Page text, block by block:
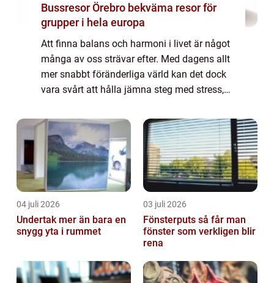
Bussresor Örebro bekväma resor för
grupper i hela europa
Att finna balans och harmoni i livet är något
många av oss strävar efter. Med dagens allt
mer snabbt föränderliga värld kan det dock
vara svårt att hålla jämna steg med stress,
04 juli 2026
Undertak mer än bara en
snygg yta i rummet
03 juli 2026
Fönsterputs så får man
fönster som verkligen blir
rena